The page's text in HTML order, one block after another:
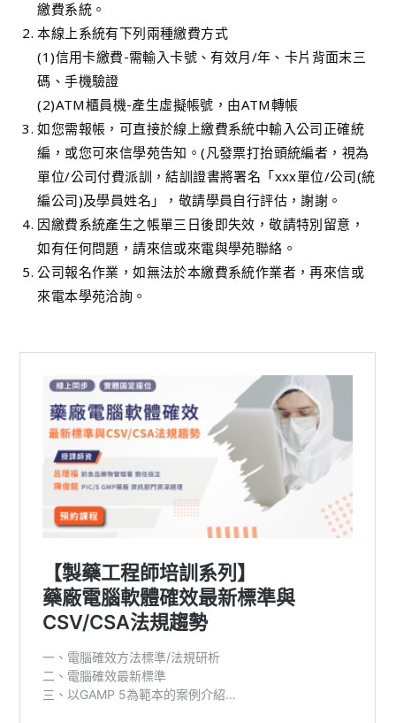
繳費系統。
本線上系統有下列兩種繳費方式
(1)信用卡繳費-需輸入卡號、有效月/年、卡片背面末三
碼、手機驗證
(2)ATM櫃員機-產生虛擬帳號，由ATM轉帳
如您需報帳，可直接於線上繳費系統中輸入公司正確統
編，或您可來信學苑告知。(凡發票打抬頭統編者，視為
單位/公司付費派訓，結訓證書將署名「xxx單位/公司(統
編公司)及學員姓名」，敬請學員自行評估，謝謝。
因繳費系統產生之帳單三日後即失效，敬請特別留意，
如有任何問題，請來信或來電與學苑聯絡。
公司報名作業，如無法於本繳費系統作業者，再來信或
來電本學苑洽詢。